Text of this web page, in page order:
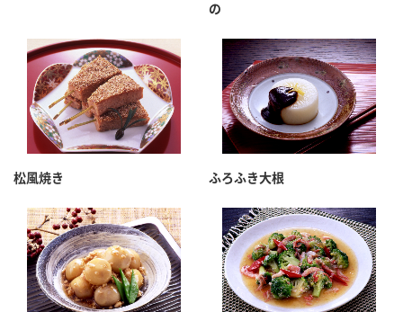
の
松風焼き ふろふき大根